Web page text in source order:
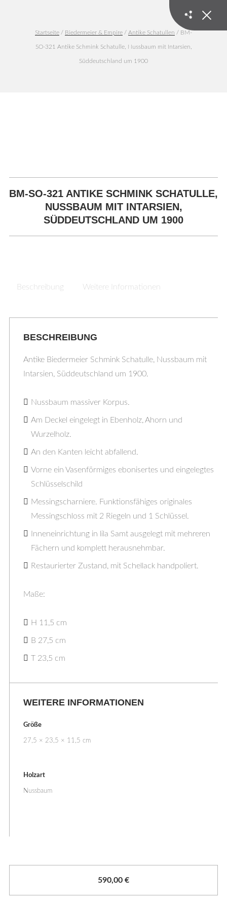
Startseite / Biedermeier & Empire / Antike Schatullen / BM-
SO-321 Antike Schmink Schatulle, Nussbaum mit Intarsien,
Süddeutschland um 1900
BM-SO-321 ANTIKE SCHMINK SCHATULLE,
NUSSBAUM MIT INTARSIEN,
SÜDDEUTSCHLAND UM 1900
Beschreibung Weitere Informationen
BESCHREIBUNG
Antike Biedermeier Schmink Schatulle, Nussbaum mit
Intarsien, Süddeutschland um 1900.
Nussbaum massiver Korpus.
Am Deckel eingelegt in Ebenholz, Ahorn und
Wurzelholz.
An den Kanten leicht abfallend.
Vorne ein Vasenförmiges ebonisertes und eingelegtes
Schlüsselschild
Messingscharniere. Funktionsfähiges originales
Messingschloss mit 2 Riegeln und 1 Schlüssel.
Inneneinrichtung in lila Samt ausgelegt mit mehreren
Fächern und komplett herausnehmbar.
Restaurierter Zustand, mit Schellack handpoliert.
Maße:
H 11,5 cm
B 27,5 cm
T 23,5 cm
WEITERE INFORMATIONEN
Größe
27,5 × 23,5 × 11,5 cm
Holzart
Nussbaum
590,00 €